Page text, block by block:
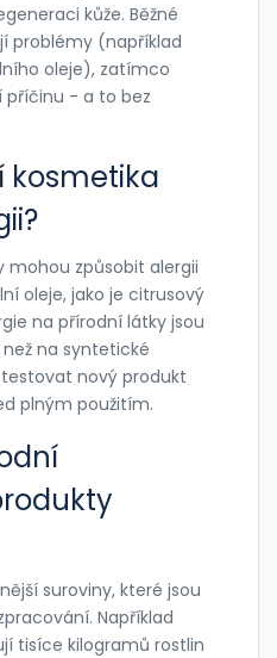
kůže. Běžné
problémy (například
oleje), zatímco
příčinu - a to bez
kosmetika
mohou způsobit alergii
oleje, jako je citrusový
na přírodní látky jsou
na syntetické
nový produkt
plným použitím.
suroviny, které jsou
Například
tisíce kilogramů rostlin